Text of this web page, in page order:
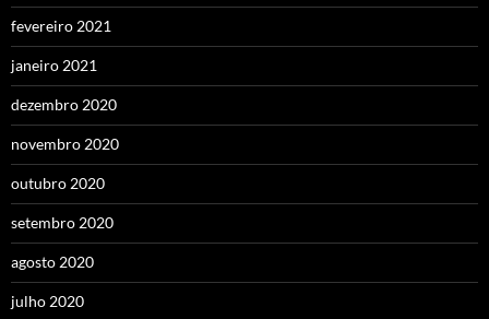
fevereiro 2021
janeiro 2021
dezembro 2020
novembro 2020
outubro 2020
setembro 2020
agosto 2020
julho 2020